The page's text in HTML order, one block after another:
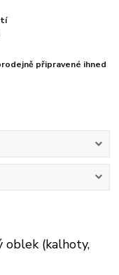
připravené ihned
oblek(kalhoty,